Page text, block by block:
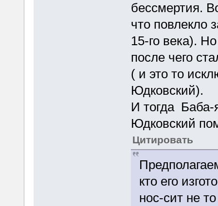
бессмертия.
что повлекло
15-го века).
после чего
( и это то
Юдковский).
И тогда Баба-
Юдковский
Цитировать
кто его
нос-сит не